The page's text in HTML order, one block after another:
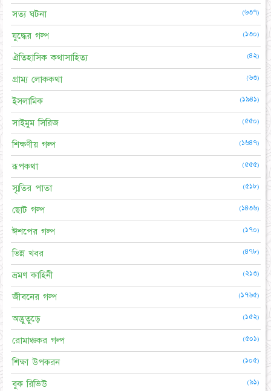
সত্য ঘটনা (৬৩৭)
যুদ্ধের গল্প (১৩০)
ঐতিহাসিক কথাসাহিত্য (৪২)
গ্রাম্য লোককথা (৬৩)
ইসলামিক (১৯৪১)
সাইমুম সিরিজ (৫৫০)
শিক্ষণীয় গল্প (১৬৪৭)
রূপকথা (৫৫৫)
স্মৃতির পাতা (৫১৮)
ছোট গল্প (১৪৩৬)
ঈশপের গল্প (১৭০)
ভিন্ন খবর (৪৭৮)
ভ্রমণ কাহিনী (২১৩)
জীবনের গল্প (১৭৬৫)
অদ্ভুতুড়ে (১৫২)
রোমাঞ্চকর গল্প (৫০১)
শিক্ষা উপকরন (১০৫)
বুক রিভিউ (৯১)